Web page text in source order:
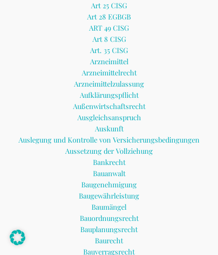
Art 25 CISG
Art 28 EGBGB
ART 49 CISG
Art 8 CISG
Art. 35 CISG
Arzneimittel
Arzneimittelrecht
Arzneimittelzulassung
Aufklärungspflicht
Außenwirtschaftsrecht
Ausgleichsanspruch
Auskunft
Auslegung und Kontrolle von Versicherungsbedingungen
Aussetzung der Vollziehung
Bankrecht
Bauanwalt
Baugenehmigung
Baugewährleistung
Baumängel
Bauordnungsrecht
Bauplanungsrecht
Baurecht
Bauverragsrecht